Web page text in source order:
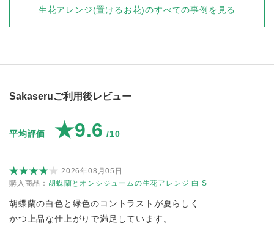
生花アレンジ(置けるお花)のすべての事例を見る
Sakaseruご利用後レビュー
平均評価 ★9.6 /10
2026年08月05日
購入商品： 胡蝶蘭とオンシジュームの生花アレンジ 白 S
胡蝶蘭の白色と緑色のコントラストが夏らしく
かつ上品な仕上がりで満足しています。